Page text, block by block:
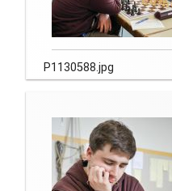
P1130588.jpg